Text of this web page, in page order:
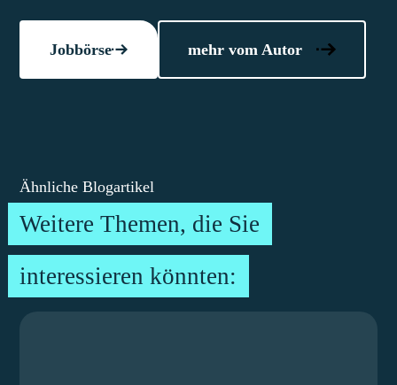
Jobbörse mehr vom Autor
Ähnliche Blogartikel
Weitere Themen, die Sie
interessieren könnten: